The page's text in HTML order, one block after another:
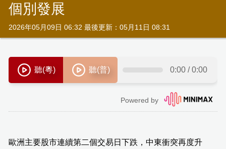
個別發展
2026年05月09日 06:32 最後更新：05月11日 08:31
歐洲主要股市連續第二個交易日下跌，中東衝突再度升